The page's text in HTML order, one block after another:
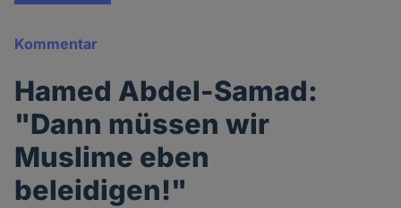
Kommentar
Hamed Abdel-Samad:
"Dann müssen wir
Muslime eben
beleidigen!"